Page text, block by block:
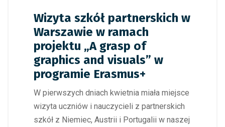
Wizyta szkół partnerskich w
Warszawie w ramach
projektu „A grasp of
graphics and visuals” w
programie Erasmus+
W pierwszych dniach kwietnia miała miejsce
wizyta uczniów i nauczycieli z partnerskich
szkół z Niemiec, Austrii i Portugalii w naszej